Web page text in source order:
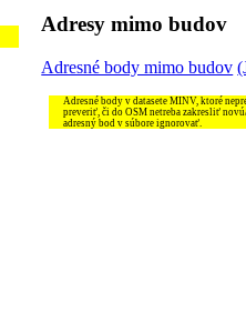
Adresy mimo budov
Adresné body mimo budov
Adresné body v datasete MINV, ktoré
preveriť, či do OSM netreba zakresliť
adresný bod v súbore ignorovať.